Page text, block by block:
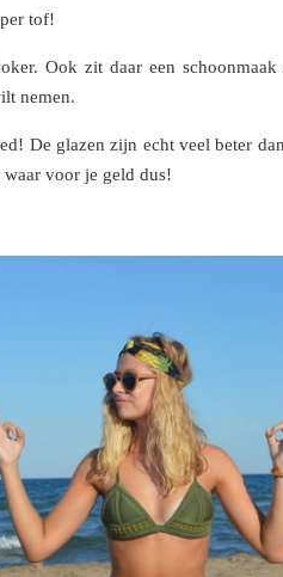
tof!
Ook zit daar een
nemen.
De glazen zijn echt veel beter
voor je geld dus!